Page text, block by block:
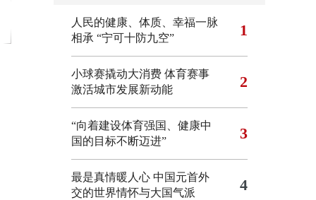
人民的健康、体质、幸福一脉
相承 “宁可十防九空” 1
小球赛撬动大消费 体育赛事
激活城市发展新动能
2
“向着建设体育强国、健康中
国的目标不断迈进”
3
最是真情暖人心 中国元首外
交的世界情怀与大国气派
4